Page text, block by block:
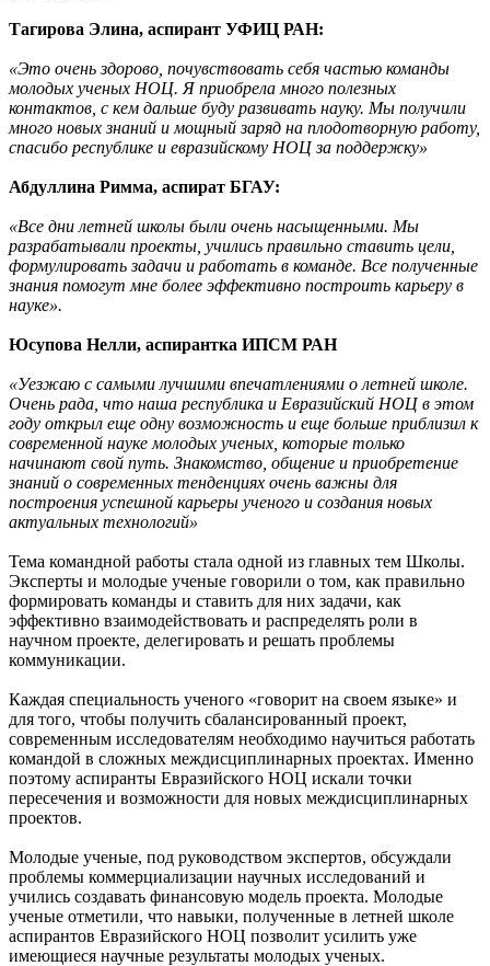
Тагирова Элина, аспирант УФИЦ РАН:
«Это очень здорово, почувствовать себя частью команды
молодых ученых НОЦ. Я приобрела много полезных
контактов, с кем дальше буду развивать науку. Мы получили
много новых знаний и мощный заряд на плодотворную работу,
спасибо республике и евразийскому НОЦ за поддержку»
Абдуллина Римма, аспират БГАУ:
«Все дни летней школы были очень насыщенными. Мы
разрабатывали проекты, учились правильно ставить цели,
формулировать задачи и работать в команде. Все полученные
знания помогут мне более эффективно построить карьеру в
науке».
Юсупова Нелли, аспирантка ИПСМ РАН
«Уезжаю с самыми лучшими впечатлениями о летней школе.
Очень рада, что наша республика и Евразийский НОЦ в этом
году открыл еще одну возможность и еще больше приблизил к
современной науке молодых ученых, которые только
начинают свой путь. Знакомство, общение и приобретение
знаний о современных тенденциях очень важны для
построения успешной карьеры ученого и создания новых
актуальных технологий»
Тема командной работы стала одной из главных тем Школы.
Эксперты и молодые ученые говорили о том, как правильно
формировать команды и ставить для них задачи, как
эффективно взаимодействовать и распределять роли в
научном проекте, делегировать и решать проблемы
коммуникации.
Каждая специальность ученого «говорит на своем языке» и
для того, чтобы получить сбалансированный проект,
современным исследователям необходимо научиться работать
командой в сложных междисциплинарных проектах. Именно
поэтому аспиранты Евразийского НОЦ искали точки
пересечения и возможности для новых междисциплинарных
проектов.
Молодые ученые, под руководством экспертов, обсуждали
проблемы коммерциализации научных исследований и
учились создавать финансовую модель проекта. Молодые
ученые отметили, что навыки, полученные в летней школе
аспирантов Евразийского НОЦ позволит усилить уже
имеющиеся научные результаты молодых ученых.